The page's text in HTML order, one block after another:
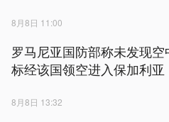
8月8日 11:00
罗马尼亚国防部称未发现空
标经该国领空进入保加利亚
8月8日 13:32